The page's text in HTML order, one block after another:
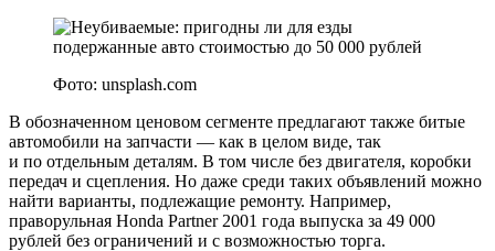
Фото: unsplash.com
В обозначенном ценовом сегменте предлагают также битые
автомобили на запчасти — как в целом виде, так
и по отдельным деталям. В том числе без двигателя, коробки
передач и сцепления. Но даже среди таких объявлений можно
найти варианты, подлежащие ремонту. Например,
праворульная Honda Partner 2001 года выпуска за 49 000
рублей без ограничений и с возможностью торга.